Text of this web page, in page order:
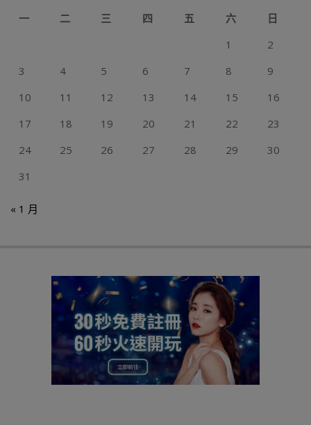
一
二 三 四 五 六
日
1
2
3
4 5 6 7 8
9
10
11 12 13 14 15
16
17
18 19 20 21 22
23
24
25 26 27 28 29
30
31
« 1 月